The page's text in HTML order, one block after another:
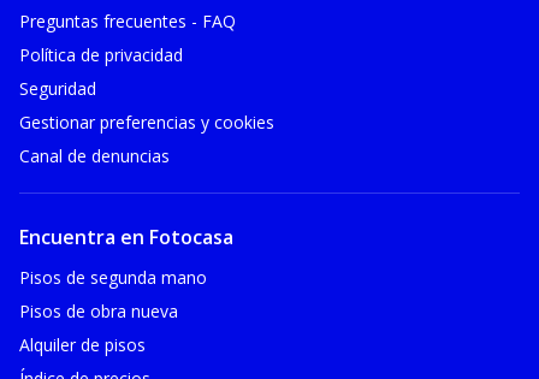
Preguntas frecuentes - FAQ
Política de privacidad
Seguridad
Gestionar preferencias y cookies
Canal de denuncias
Encuentra en Fotocasa
Pisos de segunda mano
Pisos de obra nueva
Alquiler de pisos